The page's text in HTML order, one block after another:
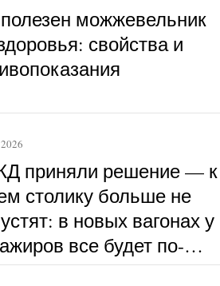
можжевельник
свойства и
приняли решение — к
столику больше не
в новых вагонах у
все будет по-